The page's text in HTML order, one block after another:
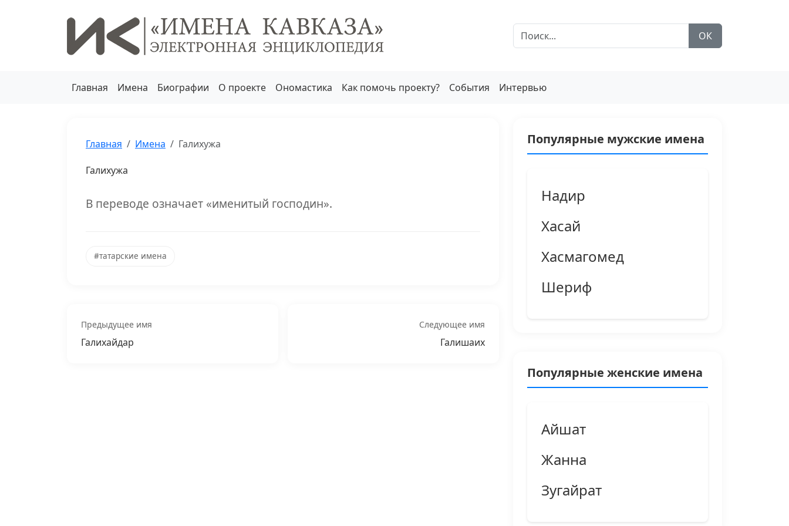
ОК
Главная Имена Биографии О проекте Ономастика Как помочь проекту? События Интервью
Главная Имена Галихужа
Галихужа
В переводе означает «именитый господин».
#татарские имена
Предыдущее имя
Галихайдар
Следующее имя
Галишаих
Популярные мужские имена
Надир
Хасай
Хасмагомед
Шериф
Популярные женские имена
Айшат
Жанна
Зугайрат